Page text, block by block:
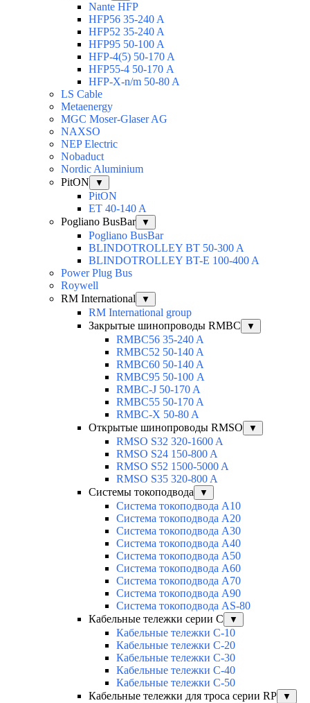
Nante HFP
HFP56 35-240 A
HFP52 35-240 A
HFP95 50-100 A
HFP-4(5) 50-170 A
HFP55-4 50-170 А
HFP-X-n/m 50-80 A
LS Cable
Metaenergy
MGC Moser-Glaser AG
NAXSO
NEP Electric
Nobaduct
Nordic Aluminium
PitON
▼
PitON
ET 40-140 A
Pogliano BusBar
▼
Pogliano BusBar
BLINDOTROLLEY BT 50-300 A
BLINDOTROLLEY BT-E 100-400 A
Power Plug Bus
Roywell
RM International
▼
RM International group
Закрытые шинопроводы RMBC
▼
RMBC56 35-240 A
RMBC52 50-140 A
RMBC60 50-140 A
RMBC95 50-100 А
RMBC-J 50-170 A
RMBC55 50-170 A
RMBC-X 50-80 A
Открытые шинопроводы RMSO
▼
RMSO S32 320-1600 A
RMSO S24 150-800 A
RMSO S52 1500-5000 A
RMSO S35 320-800 A
Системы токоподвода
▼
Система токоподвода А10
Система токоподвода А20
Система токоподвода А30
Система токоподвода А40
Система токоподвода А50
Система токоподвода А60
Система токоподвода А70
Система токоподвода А90
Система токоподвода АS-80
Кабельные тележки серии C
▼
Кабельные тележки С-10
Кабельные тележки С-20
Кабельные тележки С-30
Кабельные тележки С-40
Кабельные тележки С-50
Кабельные тележки для троса серии RP
▼